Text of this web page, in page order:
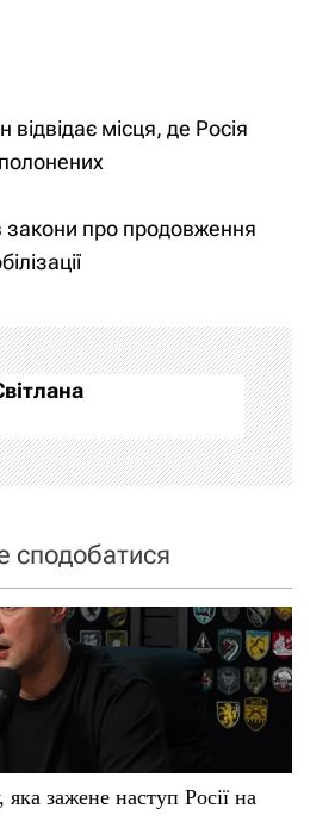
місця, де Росія
закони про продовження
сподобатися
зажене наступ Росії на